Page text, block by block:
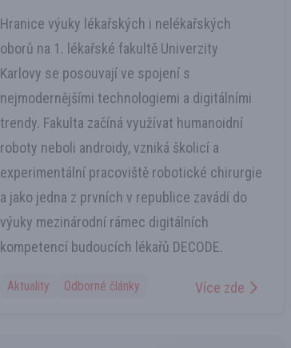
Hranice výuky lékařských i nelékařských
oborů na 1. lékařské fakultě Univerzity
Karlovy se posouvají ve spojení s
nejmodernějšími technologiemi a digitálními
trendy. Fakulta začíná využívat humanoidní
roboty neboli androidy, vzniká školicí a
experimentální pracoviště robotické chirurgie
a jako jedna z prvních v republice zavádí do
výuky mezinárodní rámec digitálních
kompetencí budoucích lékařů DECODE.
Aktuality Odborné články Více zde